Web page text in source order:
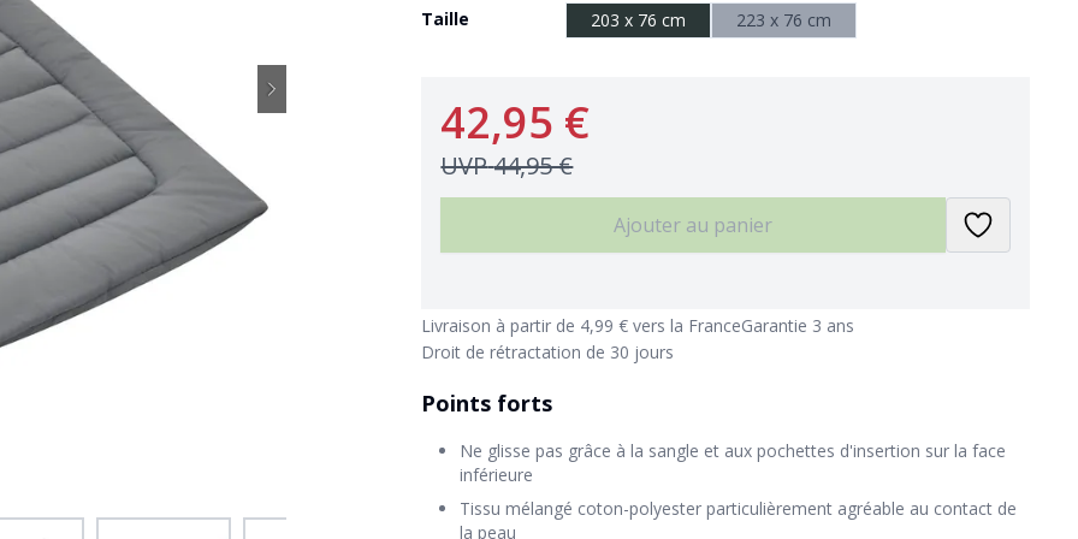
Taille 203 x 76 cm 223 x 76 cm
42,95 €
UVP44,95 €
Ajouter au panier
Livraison à partir de 4,99 € vers la FranceGarantie 3 ans
Droit de rétractation de 30 jours
Points forts
Ne glisse pas grâce à la sangle et aux pochettes d'insertion sur la face
inférieure
Tissu mélangé coton-polyester particulièrement agréable au contact de
la peau